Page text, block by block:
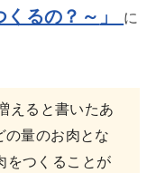
るの？～ 」
に
えると書いたあ
量のお肉とな
をつくることが